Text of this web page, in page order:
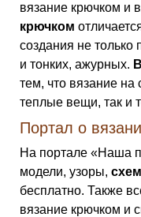
вязание крючком и
крючком
создания не
и тонких, ажурных.
тем, что вязание на
теплые вещи, так и
Портал о
На портале «Наша
модели, узоры,
бесплатно. Также
вязание крючком и